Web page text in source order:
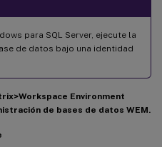
para SQL Server, ejecute la
de datos bajo una identidad
Environment
de bases de datos WEM.